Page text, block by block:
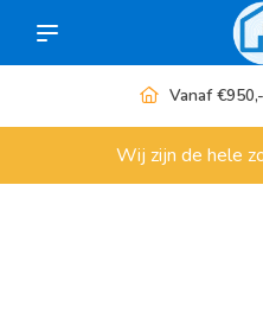
Vanaf
Wij zijn de hele